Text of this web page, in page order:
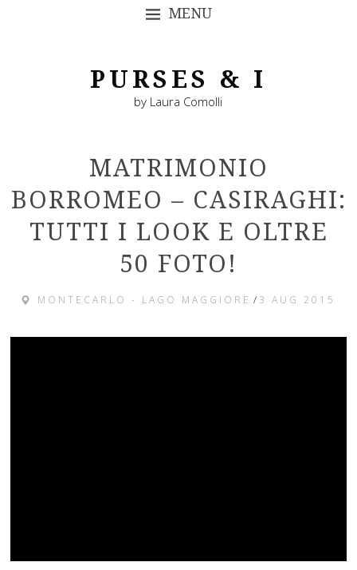
MENU
PURSES & I
by Laura Comolli
MATRIMONIO
BORROMEO – CASIRAGHI:
TUTTI I LOOK E OLTRE
50 FOTO!
MONTECARLO - LAGO MAGGIORE / 3 AUG 2015